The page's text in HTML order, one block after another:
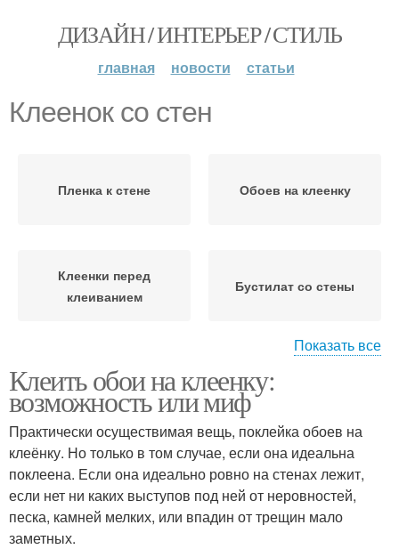
ДИЗАЙН / ИНТЕРЬЕР / СТИЛЬ
главная новости статьи
Клеенок со стен
Пленка к стене Обоев на клеенку
Клеенки перед
клеиванием
Бустилат со стены
Пв со стены
Показать все
Клеить обои на клеенку:
возможность или миф
Практически осуществимая вещь, поклейка обоев на
клеёнку. Но только в том случае, если она идеальна
поклеена. Если она идеально ровно на стенах лежит,
если нет ни каких выступов под ней от неровностей,
песка, камней мелких, или впадин от трещин мало
заметных.